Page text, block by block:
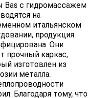
Bas с гидромассажем
на
итальянском
продукция
Они
прочный каркас,
изготовлен из
металла.
Благодаря тому, что